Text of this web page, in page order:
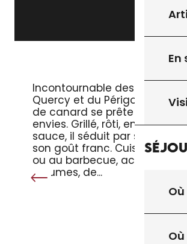
Incontournable des tables du
Quercy et du Périgord, le
de canard se prête à toutes
envies. Grillé, rôti, en salade
sauce, il séduit par sa
son goût franc. Cuisiné à la
ou au barbecue,
légumes, de...